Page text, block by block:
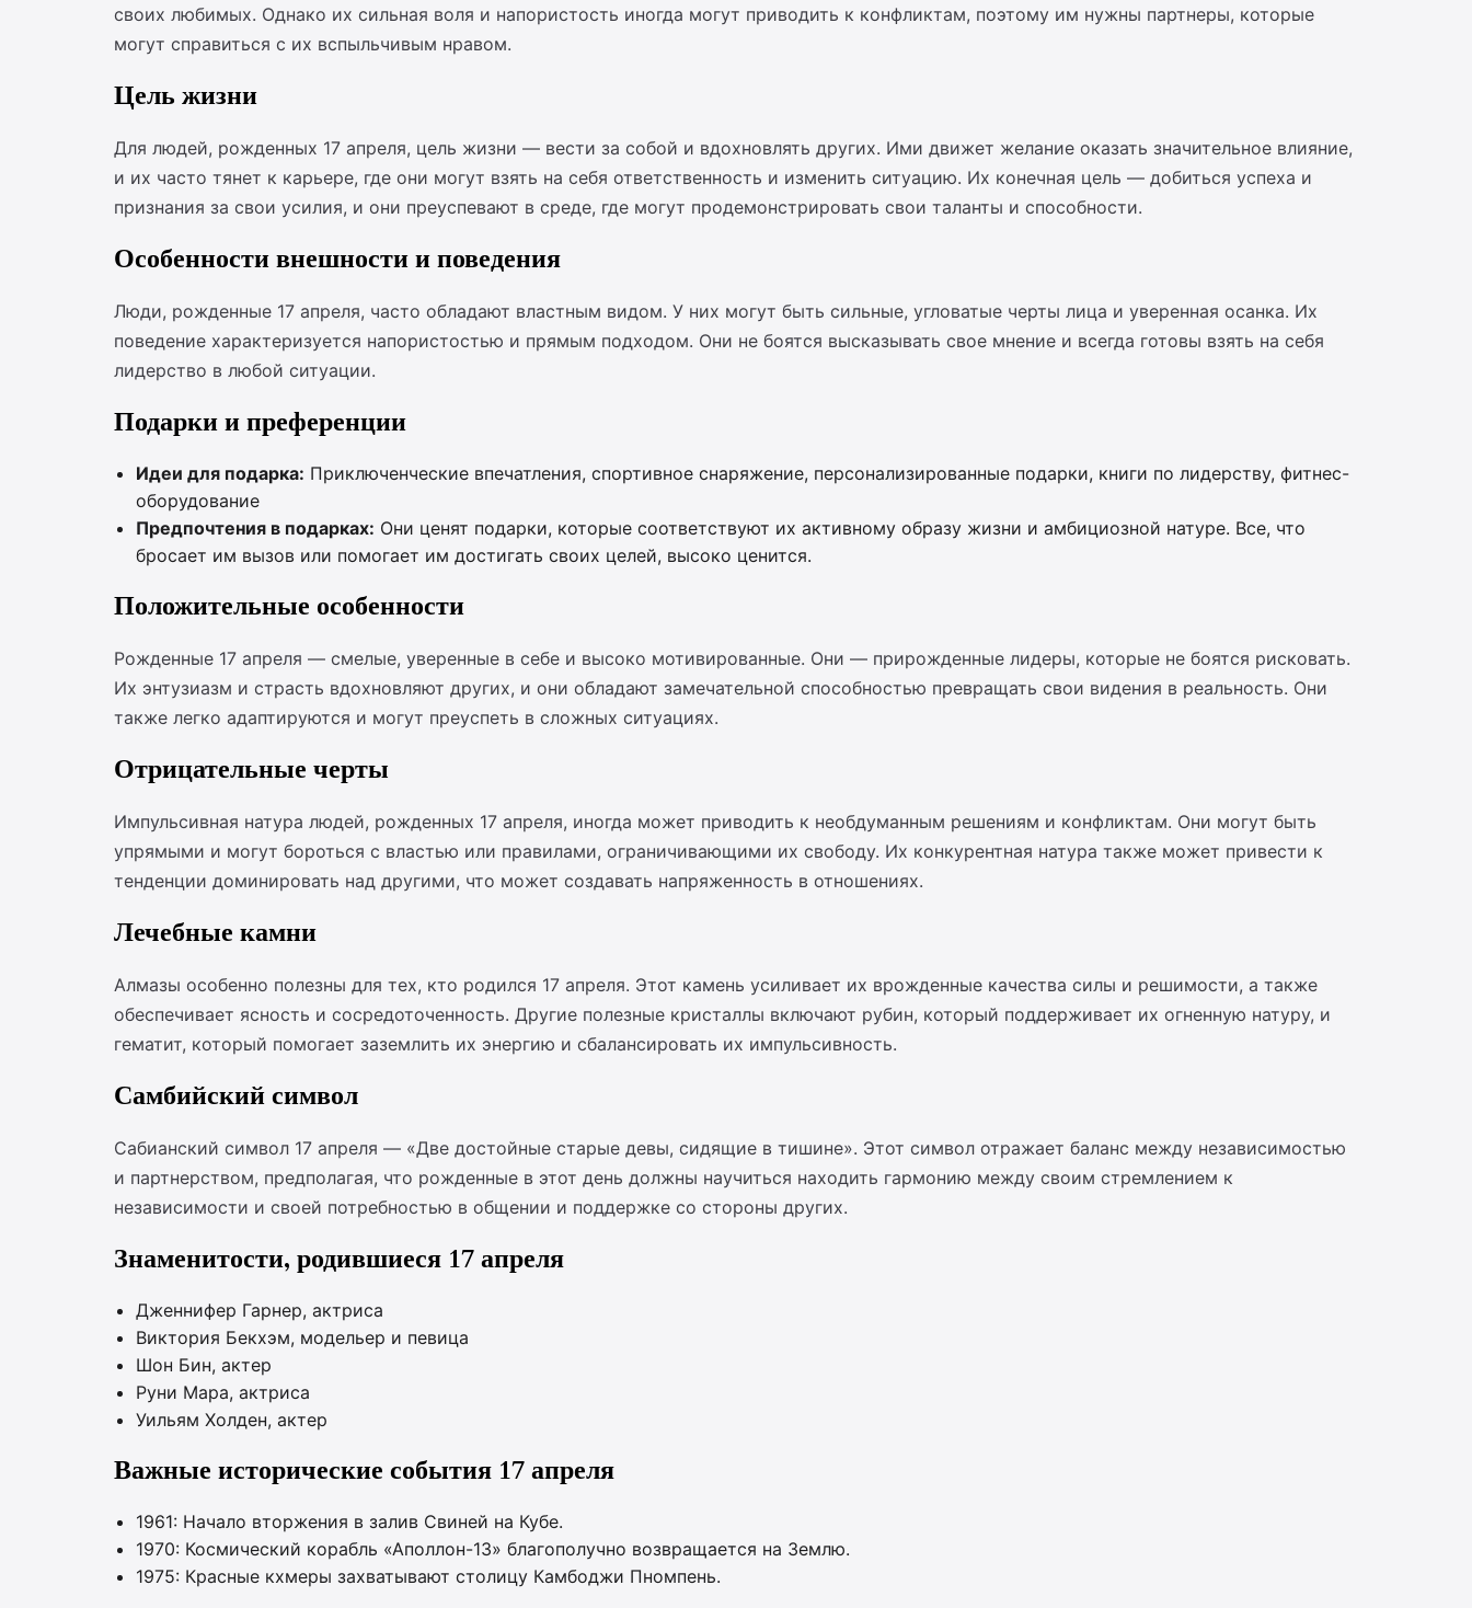
своих любимых. Однако их сильная воля и напористость иногда могут приводить к конфликтам, поэтому им нужны партнеры, которые
могут справиться с их вспыльчивым нравом.
Цель жизни
Для людей, рожденных 17 апреля, цель жизни — вести за собой и вдохновлять других. Ими движет желание оказать значительное влияние,
и их часто тянет к карьере, где они могут взять на себя ответственность и изменить ситуацию. Их конечная цель — добиться успеха и
признания за свои усилия, и они преуспевают в среде, где могут продемонстрировать свои таланты и способности.
Особенности внешности и поведения
Люди, рожденные 17 апреля, часто обладают властным видом. У них могут быть сильные, угловатые черты лица и уверенная осанка. Их
поведение характеризуется напористостью и прямым подходом. Они не боятся высказывать свое мнение и всегда готовы взять на себя
лидерство в любой ситуации.
Подарки и преференции
Идеи для подарка: Приключенческие впечатления, спортивное снаряжение, персонализированные подарки, книги по лидерству, фитнес-
оборудование
Предпочтения в подарках: Они ценят подарки, которые соответствуют их активному образу жизни и амбициозной натуре. Все, что
бросает им вызов или помогает им достигать своих целей, высоко ценится.
Положительные особенности
Рожденные 17 апреля — смелые, уверенные в себе и высоко мотивированные. Они — прирожденные лидеры, которые не боятся рисковать.
Их энтузиазм и страсть вдохновляют других, и они обладают замечательной способностью превращать свои видения в реальность. Они
также легко адаптируются и могут преуспеть в сложных ситуациях.
Отрицательные черты
Импульсивная натура людей, рожденных 17 апреля, иногда может приводить к необдуманным решениям и конфликтам. Они могут быть
упрямыми и могут бороться с властью или правилами, ограничивающими их свободу. Их конкурентная натура также может привести к
тенденции доминировать над другими, что может создавать напряженность в отношениях.
Лечебные камни
Алмазы особенно полезны для тех, кто родился 17 апреля. Этот камень усиливает их врожденные качества силы и решимости, а также
обеспечивает ясность и сосредоточенность. Другие полезные кристаллы включают рубин, который поддерживает их огненную натуру, и
гематит, который помогает заземлить их энергию и сбалансировать их импульсивность.
Самбийский символ
Сабианский символ 17 апреля — «Две достойные старые девы, сидящие в тишине». Этот символ отражает баланс между независимостью
и партнерством, предполагая, что рожденные в этот день должны научиться находить гармонию между своим стремлением к
независимости и своей потребностью в общении и поддержке со стороны других.
Знаменитости, родившиеся 17 апреля
Дженнифер Гарнер, актриса
Виктория Бекхэм, модельер и певица
Шон Бин, актер
Руни Мара, актриса
Уильям Холден, актер
Важные исторические события 17 апреля
1961: Начало вторжения в залив Свиней на Кубе.
1970: Космический корабль «Аполлон-13» благополучно возвращается на Землю.
1975: Красные кхмеры захватывают столицу Камбоджи Пномпень.